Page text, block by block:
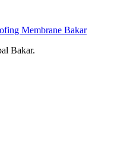
Membrane Bakar
Bakar.